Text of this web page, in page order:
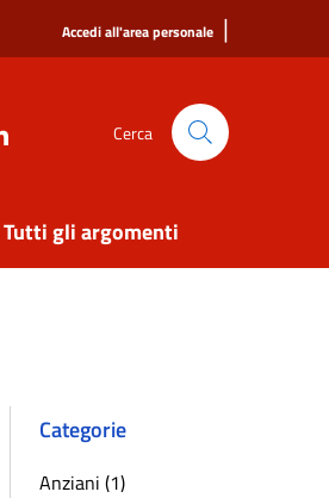
Accedi all'area personale |
Cerca
Tutti gli argomenti
Categorie
Anziani (1)